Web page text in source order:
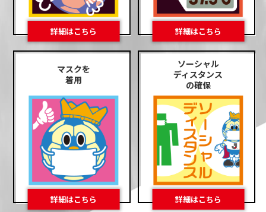
マスクを
着用
ソーシャル
ディスタンス
の確保